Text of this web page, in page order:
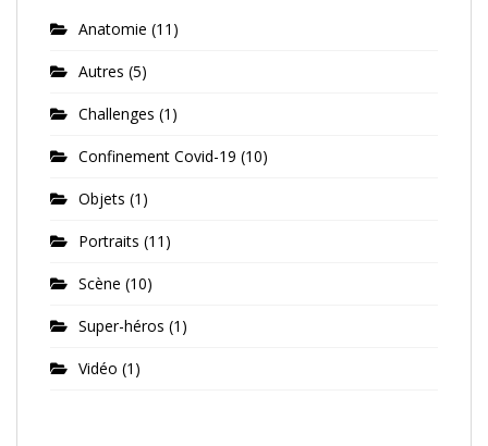
Anatomie (11)
Autres (5)
Challenges (1)
Confinement Covid-19 (10)
Objets (1)
Portraits (11)
Scène (10)
Super-héros (1)
Vidéo (1)